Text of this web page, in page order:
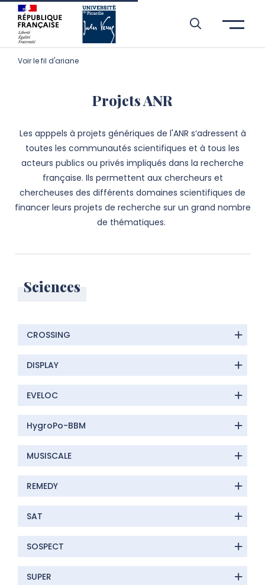
Aller à l’entête de page
Aller au menu principale
Aller au contenu principal
Aller à la recherche
Passer aux cookies
Aller au pied de page
Voir le fil d'ariane
Projets ANR
Les apppels à projets génériques de l'ANR s’adressent à
toutes les communautés scientifiques et à tous les
acteurs publics ou privés impliqués dans la recherche
française. Ils permettent aux chercheurs et
chercheuses des différents domaines scientifiques de
financer leurs projets de recherche sur un grand nombre
de thématiques.
Sciences
CROSSING
DISPLAY
EVELOC
HygroPo-BBM
MUSISCALE
REMEDY
SAT
SOSPECT
SUPER